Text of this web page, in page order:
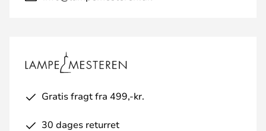
Gratis fragt fra 499,-kr.
30 dages returret